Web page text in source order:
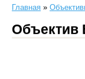
Главная »
Объектив